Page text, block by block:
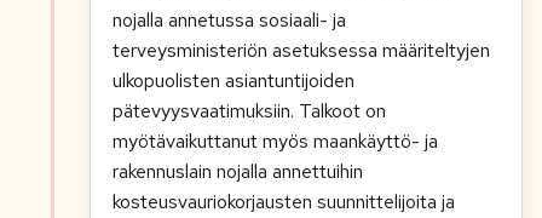
nojalla annetussa sosiaali- ja
terveysministeriön asetuksessa määriteltyjen
ulkopuolisten asiantuntijoiden
pätevyysvaatimuksiin. Talkoot on
myötävaikuttanut myös maankäyttö- ja
rakennuslain nojalla annettuihin
kosteusvauriokorjausten suunnittelijoita ja